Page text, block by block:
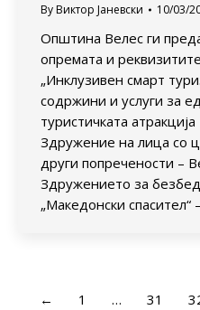
By Виктор Јаневски 10/03/
Општина Велес ги
опремата и
„Инклузивен смарт
содржини и услуги за
туристичката
Здружение на лица со
други попречености –
Здружението за
„Македонски спасител“
← 1 … 31